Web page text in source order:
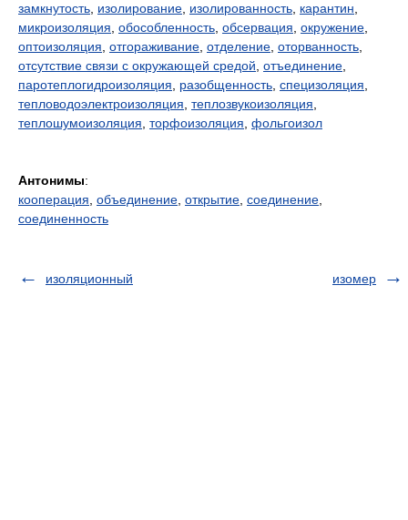
замкнутость изолирование изолированность карантин
микроизоляция обособленность обсервация окружение
оптоизоляция отгораживание отделение оторванность
отсутствие связи с окружающей средой отъединение
паротеплогидроизоляция
разобщенность специзоляция
тепловодоэлектроизоляция теплозвукоизоляция
теплошумоизоляция торфоизоляция фольгоизол
Антонимы:
кооперация объединение открытие соединение
соединенность
изоляционный изомер